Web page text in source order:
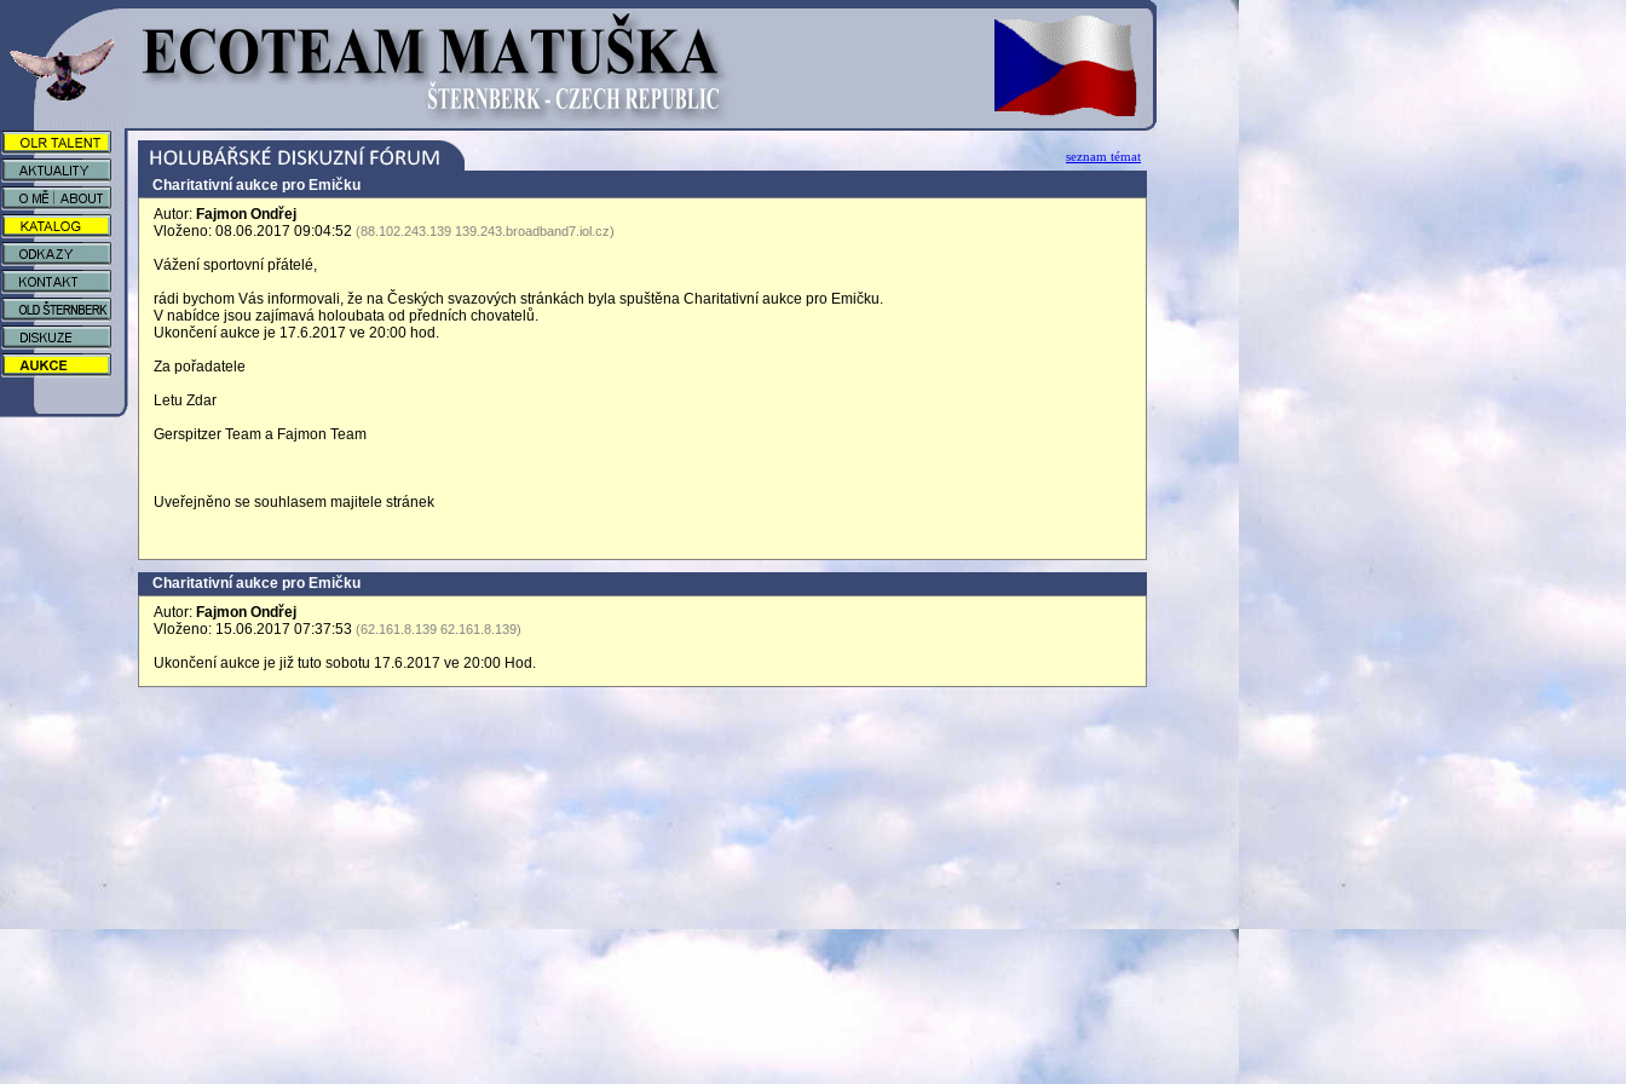
seznam témat
Charitativní aukce pro Emičku
Autor: Fajmon Ondřej
Vloženo: 08.06.2017 09:04:52 (88.102.243.139 139.243.broadband7.iol.cz)
Vážení sportovní přátelé,
rádi bychom Vás informovali, že na Českých svazových stránkách byla spuštěna Charitativní aukce pro Emičku.
V nabídce jsou zajímavá holoubata od předních chovatelů.
Ukončení aukce je 17.6.2017 ve 20:00 hod.
Za pořadatele
Letu Zdar
Gerspitzer Team a Fajmon Team
Uveřejněno se souhlasem majitele stránek
Charitativní aukce pro Emičku
Autor: Fajmon Ondřej
Vloženo: 15.06.2017 07:37:53 (62.161.8.139 62.161.8.139)
Ukončení aukce je již tuto sobotu 17.6.2017 ve 20:00 Hod.